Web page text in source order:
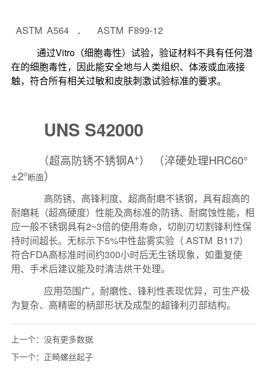
上一个： 没有更多数据
下一个： 正畸螺丝起子